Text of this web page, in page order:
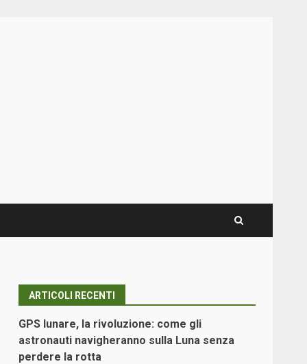
ARTICOLI RECENTI
GPS lunare, la rivoluzione: come gli
astronauti navigheranno sulla Luna senza
perdere la rotta